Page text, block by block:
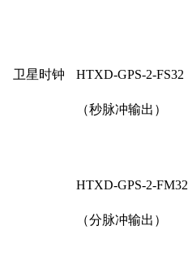
卫星时钟 HTXD-GPS-2-FS32
（秒脉冲输出）
HTXD-GPS-2-FM32
（分脉冲输出）